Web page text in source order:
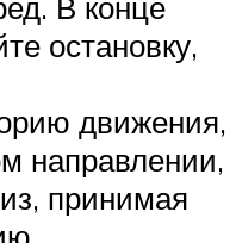
остановку,
движения,
направлении,
принимая